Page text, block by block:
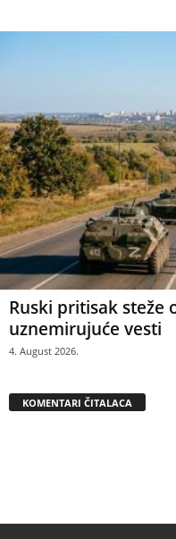
Ruski pritisak steže
uznemirujuće vesti
4. August 2026.
KOMENTARI ČITALACA